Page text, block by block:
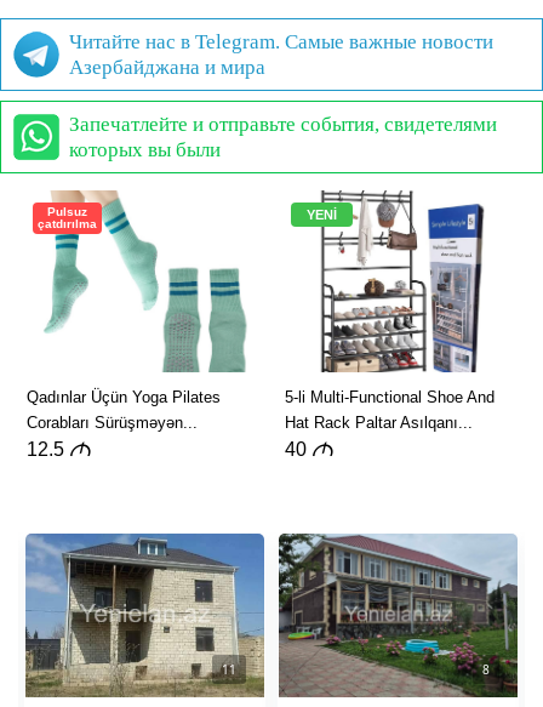
Читайте нас в Telegram. Самые важные новости
Азербайджана и мира
Запечатлейте и отправьте события, свидетелями
которых вы были